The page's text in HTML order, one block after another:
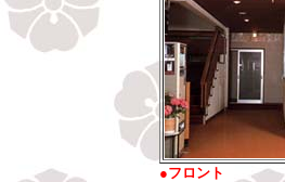
●フロント